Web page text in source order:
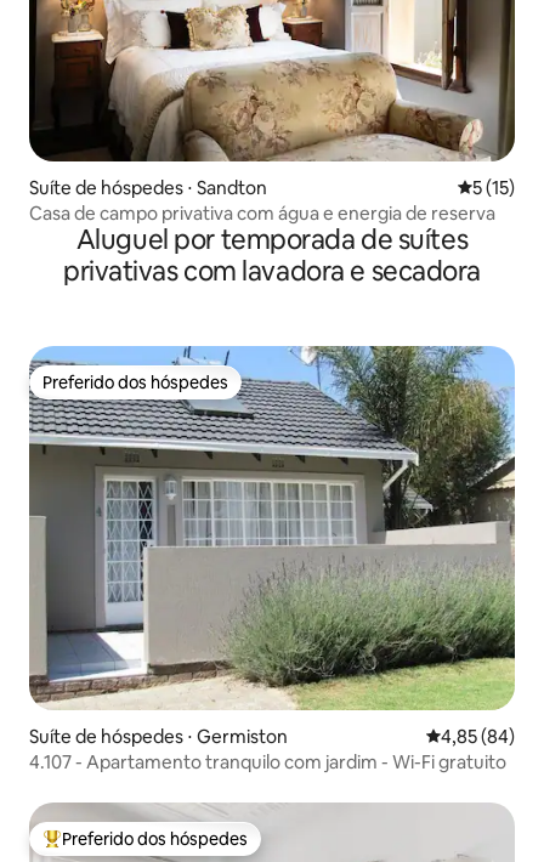
Suíte de hóspedes ⋅ Sandton 5 de uma
5 (15)
Casa de campo privativa com água e energia de reserva
Aluguel por temporada de suítes
privativas com lavadora e secadora
Preferido dos hóspedes
Preferido dos hóspedes
Suíte de hóspedes ⋅ Germiston 4,85 de uma
4,85 (84)
4.107 - Apartamento tranquilo com jardim - Wi-Fi gratuito
Entre os melhores preferidos dos hóspedes
Preferido dos hóspedes